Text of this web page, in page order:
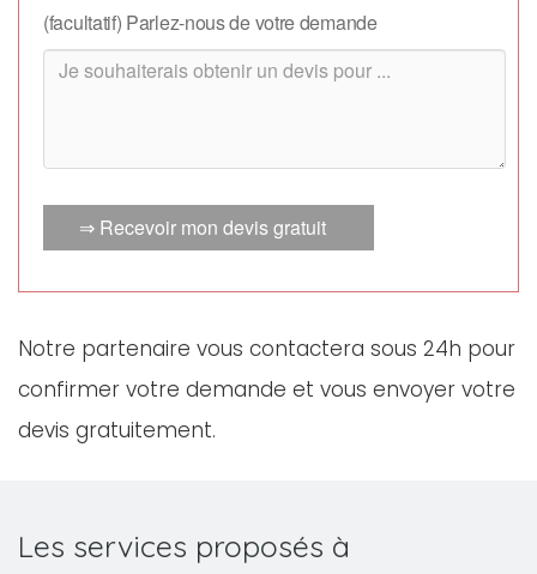
(facultatif) Parlez-nous de votre demande
⇒ Recevoir mon devis gratuit
Notre partenaire vous contactera sous 24h pour
confirmer votre demande et vous envoyer votre
devis gratuitement.
Les services proposés à